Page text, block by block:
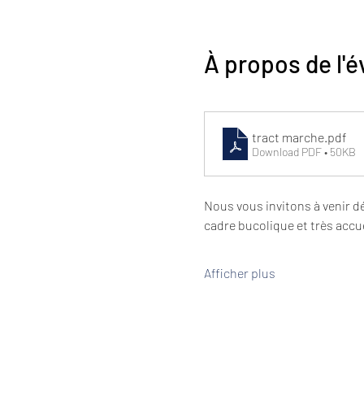
À propos de
tract marche.pdf
Download PDF • 50KB
Nous vous invitons à venir
cadre bucolique et très
Afficher plus